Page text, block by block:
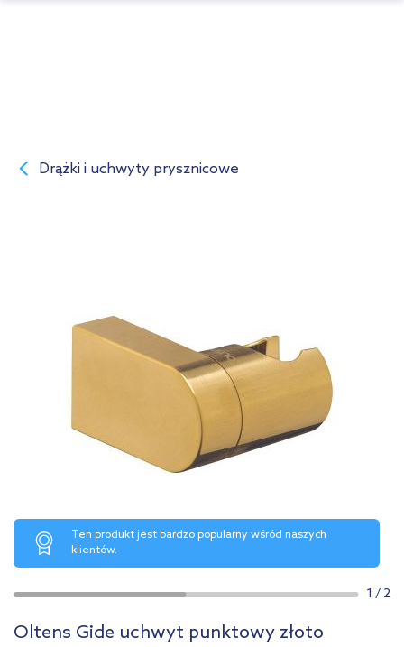
Drążki i uchwyty prysznicowe
Ten produkt jest bardzo popularny wśród naszych
klientów.
1 /2
Oltens Gide uchwyt punktowy złoto